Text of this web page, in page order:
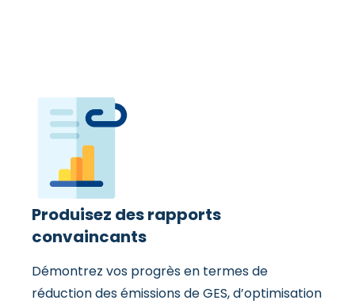
Produisez des rapports
convaincants
Démontrez vos progrès en termes de
réduction des émissions de GES, d’optimisation